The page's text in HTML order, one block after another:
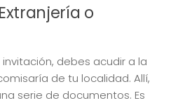
o
debes acudir a la
de tu localidad. Allí,
serie de documentos. Es